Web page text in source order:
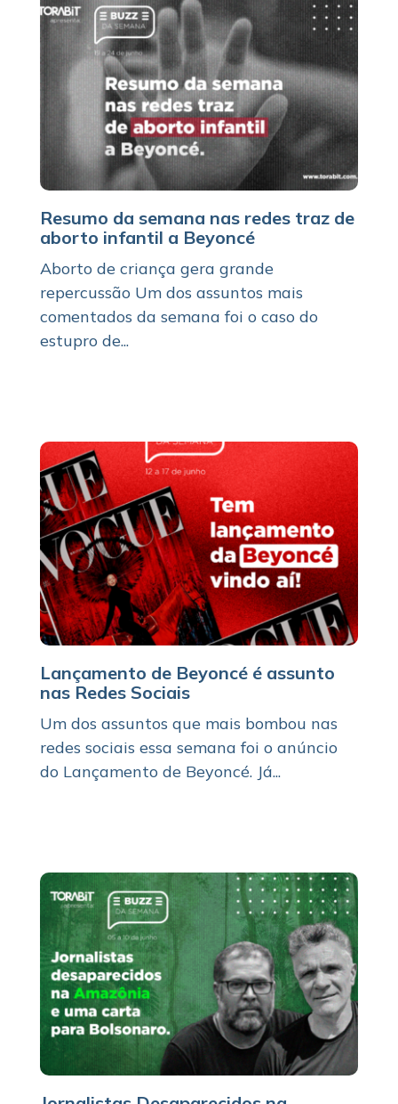
Resumo da semana nas redes traz de
aborto infantil a Beyoncé
Aborto de criança gera grande
repercussão Um dos assuntos mais
comentados da semana foi o caso do
estupro de...
Lançamento de Beyoncé é assunto
nas Redes Sociais
Um dos assuntos que mais bombou nas
redes sociais essa semana foi o anúncio
do Lançamento de Beyoncé. Já...